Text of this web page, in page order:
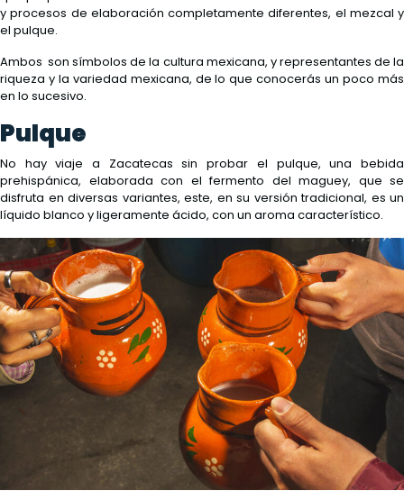
y procesos de elaboración completamente diferentes, el mezcal y
el pulque.
Ambos son símbolos de la cultura mexicana, y representantes de la
riqueza y la variedad mexicana, de lo que conocerás un poco más
en lo sucesivo.
Pulque
No hay viaje a Zacatecas sin probar el pulque, una bebida
prehispánica, elaborada con el fermento del maguey, que se
disfruta en diversas variantes, este, en su versión tradicional, es un
líquido blanco y ligeramente ácido, con un aroma característico.